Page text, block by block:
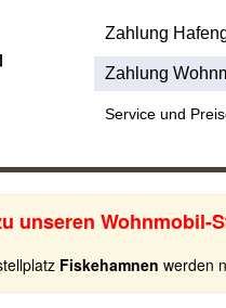
Zahlung
Zahlung
Service und
unseren Wohnmobil-
Fiskehamnen werden